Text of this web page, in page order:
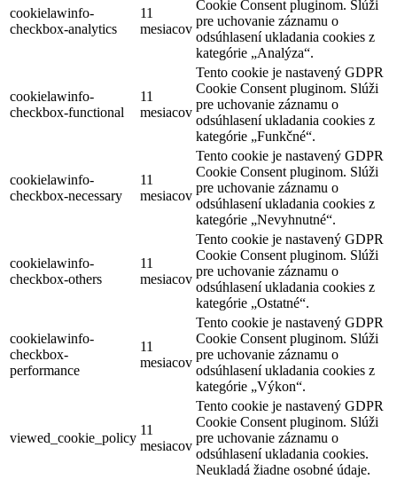
cookielawinfo-
checkbox-analytics
11
mesiacov
Cookie Consent pluginom. Slúži
pre uchovanie záznamu o
odsúhlasení ukladania cookies z
kategórie „Analýza“.
cookielawinfo-
checkbox-functional
11
mesiacov
Tento cookie je nastavený GDPR
Cookie Consent pluginom. Slúži
pre uchovanie záznamu o
odsúhlasení ukladania cookies z
kategórie „Funkčné“.
cookielawinfo-
checkbox-necessary
11
mesiacov
Tento cookie je nastavený GDPR
Cookie Consent pluginom. Slúži
pre uchovanie záznamu o
odsúhlasení ukladania cookies z
kategórie „Nevyhnutné“.
cookielawinfo-
checkbox-others
11
mesiacov
Tento cookie je nastavený GDPR
Cookie Consent pluginom. Slúži
pre uchovanie záznamu o
odsúhlasení ukladania cookies z
kategórie „Ostatné“.
cookielawinfo-
checkbox-
performance
11
mesiacov
Tento cookie je nastavený GDPR
Cookie Consent pluginom. Slúži
pre uchovanie záznamu o
odsúhlasení ukladania cookies z
kategórie „Výkon“.
viewed_cookie_policy
11
mesiacov
Tento cookie je nastavený GDPR
Cookie Consent pluginom. Slúži
pre uchovanie záznamu o
odsúhlasení ukladania cookies.
Neukladá žiadne osobné údaje.